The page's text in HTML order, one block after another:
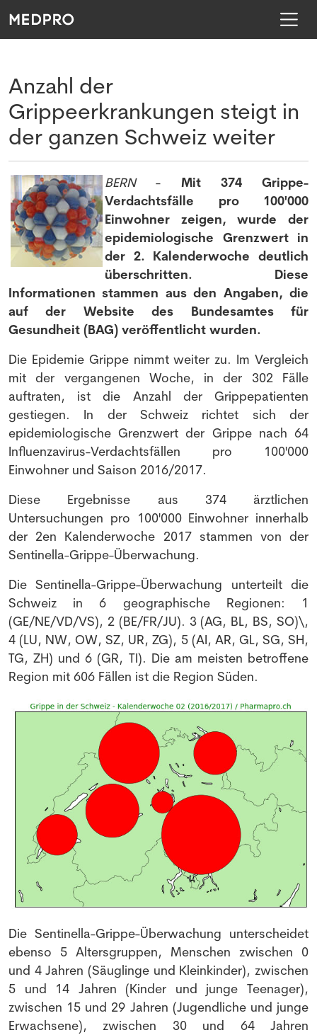
Anzahl der
Grippeerkrankungen steigt in
der ganzen Schweiz weiter
BERN- Mit 374 Grippe-
Verdachtsfälle pro 100'000
Einwohner zeigen, wurde der
epidemiologische Grenzwert in
der 2. Kalenderwoche deutlich
überschritten. Diese
Informationen stammen aus den Angaben, die
auf der Website des Bundesamtes für
Gesundheit (BAG) veröffentlicht wurden.
Die Epidemie Grippe nimmt weiter zu. Im Vergleich
mit der vergangenen Woche, in der 302 Fälle
auftraten, ist die Anzahl der Grippepatienten
gestiegen. In der Schweiz richtet sich der
epidemiologische Grenzwert der Grippe nach 64
Influenzavirus-Verdachtsfällen pro 100'000
Einwohner und Saison 2016/2017.
Diese Ergebnisse aus 374 ärztlichen
Untersuchungen pro 100'000 Einwohner innerhalb
der 2en Kalenderwoche 2017 stammen von der
Sentinella-Grippe-Überwachung.
Die Sentinella-Grippe-Überwachung unterteilt die
Schweiz in 6 geographische Regionen: 1
(GE/NE/VD/VS), 2 (BE/FR/JU). 3 (AG, BL, BS, SO)\,
4 (LU, NW, OW, SZ, UR, ZG), 5 (AI, AR, GL, SG, SH,
TG, ZH) und 6 (GR, TI). Die am meisten betroffene
Region mit 606 Fällen ist die Region Süden.
Die Sentinella-Grippe-Überwachung unterscheidet
ebenso 5 Altersgruppen, Menschen zwischen 0
und 4 Jahren (Säuglinge und Kleinkinder), zwischen
5 und 14 Jahren (Kinder und junge Teenager),
zwischen 15 und 29 Jahren (Jugendliche und junge
Erwachsene), zwischen 30 und 64 Jahren